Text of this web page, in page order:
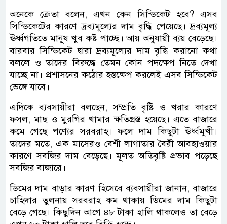
অনেকে ক্রেতা বলেন, এখন কেন সিন্ডিকেট হবে? এসব
সিন্ডিকেটের কারণে দ্রব্যমূল্যের দাম বৃদ্ধি পেয়েছে। দ্রব্যমূল্য
ঊর্ধ্বগতিতে মানুষ খুব কষ্ট পাচ্ছে। আয় অনুযায়ী ব্যয় বেড়েছে।
বারবার সিন্ডিকেট দ্বারা দ্রব্যমূল্যের দাম বৃদ্ধি করানো কথা
বললে ও তাদের বিরুদ্ধে তেমন কোন পদক্ষেপ নিতে দেখা
যাচ্ছে না। প্রশাসনের কঠোর হস্তক্ষেপ করলেই এসব সিন্ডিকেট
ভেঙ্গে যাবে।
এদিকে ব্যবসায়ীরা বলছেন, সম্প্রতি বৃষ্টি ও খরার কারণে
ফসল, মাছ ও মুরগির খামার ক্ষতিগ্রস্ত হয়েছে। এতে বাজারে
কমে গেছে পণ্যের সরবরাহ। ফলে দাম কিছুটা ঊর্ধ্বমুখী।
তাদের মতে, এক মাসেরও বেশী লাগাতার বৈরী আবহাওয়ার
কারণে সবজির দাম বেড়েছে। মূলত অতিবৃষ্টি প্রভাব পড়েছে
সবজির বাজারে।
ডিমের দাম বাড়ার কারণ হিসেবে ব্যবসায়ীরা জানান, বাজারে
চাহিদার তুলনায় সরবরাহ কম থাকায় ডিমের দাম কিছুটা
বেড়ে গেছে। কিছুদিন আগে ৪৮ টাকা হালি থাকলেও তা বেড়ে